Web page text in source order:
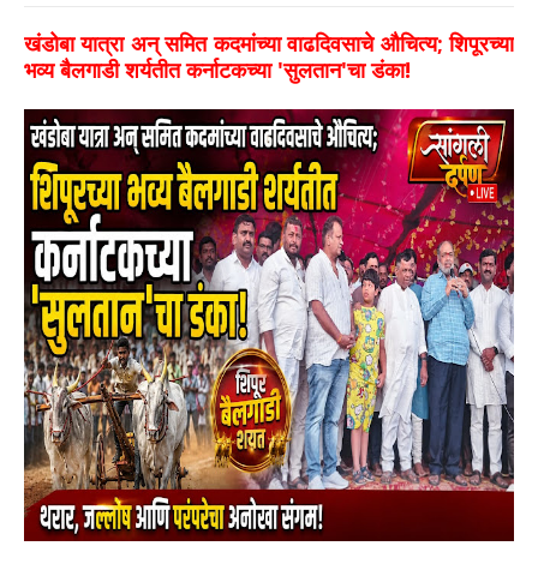
खंडोबा यात्रा अन् समित कदमांच्या वाढदिवसाचे औचित्य; शिपूरच्या
भव्य बैलगाडी शर्यतीत कर्नाटकच्या 'सुलतान'चा डंका!